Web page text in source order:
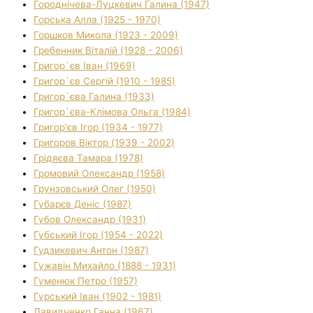
Городнічева-Луцкевич Галина (1947)
Горська Алла (1925 - 1970)
Горшков Микола (1923 - 2009)
Гребенник Віталій (1928 - 2006)
Григор`єв Іван (1969)
Григор`єв Сергій (1910 - 1985)
Григор`єва Галина (1933)
Григор`єва-Клімова Ольга (1984)
Григор'єв Ігор (1934 - 1977)
Григоров Віктор (1939 - 2002)
Грідяєва Тамара (1978)
Громовий Олександр (1958)
Грунзовський Олег (1950)
Губарєв Деніс (1987)
Губов Олександр (1931)
Губський Ігор (1954 - 2022)
Гудзикевич Антон (1987)
Гужавін Михайло (1888 - 1931)
Гуменюк Петро (1957)
Гурський Іван (1902 - 1981)